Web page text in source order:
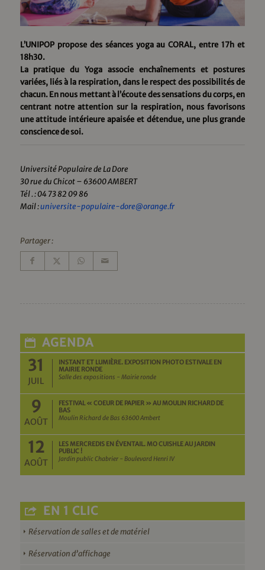
L’UNIPOP propose des séances yoga au CORAL, entre 17h et
18h30.
La pratique du Yoga associe enchaînements et postures
variées, liés à la respiration, dans le respect des possibilités de
chacun. En nous mettant à l’écoute des sensations du corps, en
centrant notre attention sur la respiration, nous favorisons
une attitude intérieure apaisée et détendue, une plus grande
conscience de soi.
Université Populaire de La Dore
30 rue du Chicot – 63600 AMBERT
Tél . : 04 73 82 09 86
Mail :universite-populaire-dore@orange.fr
Partager :
AGENDA
31
JUIL
INSTANT ET LUMIÈRE. EXPOSITION PHOTO ESTIVALE EN
MAIRIE RONDE
Salle des expositions - Mairie ronde
9
AOÛT
FESTIVAL « COEUR DE PAPIER » AU MOULIN RICHARD DE
BAS
Moulin Richard de Bas 63600 Ambert
12
AOÛT
LES MERCREDIS EN ÉVENTAIL. MO CUISHLE AU JARDIN
PUBLIC !
Jardin public Chabrier - Boulevard Henri IV
EN 1 CLIC
Réservation de salles et de matériel
Réservation d’affichage